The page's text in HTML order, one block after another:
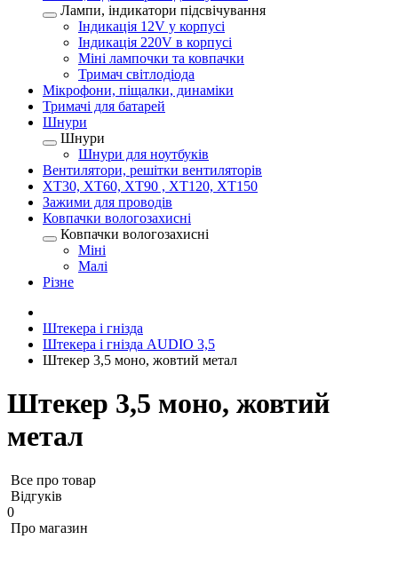
Лампи, індикатори підсвічування
Індикація 12V у корпусі
Індикація 220V в корпусі
Міні лампочки та ковпачки
Тримач світлодіода
Мікрофони, піщалки, динаміки
Тримачі для батарей
Шнури
Шнури
Шнури для ноутбуків
Вентилятори, решітки вентиляторів
XT30, XT60, XT90 , XT120, XT150
Зажими для проводів
Ковпачки вологозахисні
Ковпачки вологозахисні
Міні
Малі
Різне
Штекера і гнізда
Штекера і гнізда AUDIO 3,5
Штекер 3,5 моно, жовтий метал
Штекер 3,5 моно, жовтий
метал
Все про товар
Відгуків
0
Про магазин